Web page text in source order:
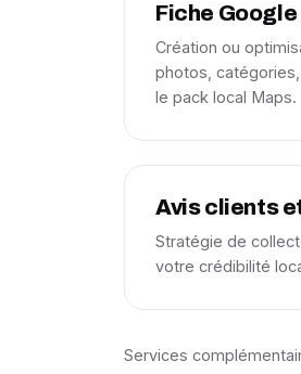
Fiche
Création ou
photos,
le pack local Maps.
Avis clients
Stratégie de
votre crédibilité
Services